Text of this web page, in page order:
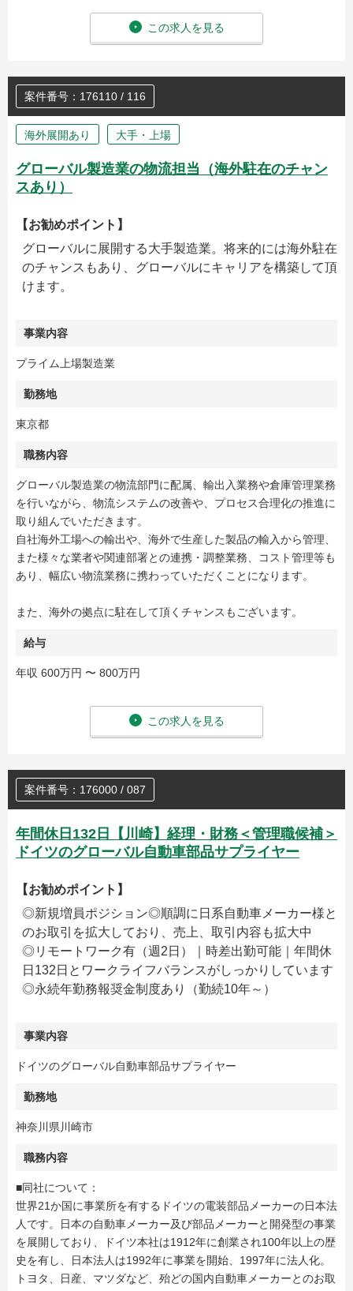
この求人を見る
案件番号：176110 / 116
海外展開あり 大手・上場
グローバル製造業の物流担当（海外駐在のチャン
スあり）
【お勧めポイント】
グローバルに展開する大手製造業。将来的には海外駐在
のチャンスもあり、グローバルにキャリアを構築して頂
けます。
事業内容
プライム上場製造業
勤務地
東京都
職務内容
グローバル製造業の物流部門に配属、輸出入業務や倉庫管理業務
を行いながら、物流システムの改善や、プロセス合理化の推進に
取り組んでいただきます。
自社海外工場への輸出や、海外で生産した製品の輸入から管理、
また様々な業者や関連部署との連携・調整業務、コスト管理等も
あり、幅広い物流業務に携わっていただくことになります。
また、海外の拠点に駐在して頂くチャンスもございます。
給与
年収 600万円 〜 800万円
この求人を見る
案件番号：176000 / 087
年間休日132日【川崎】経理・財務＜管理職候補＞
ドイツのグローバル自動車部品サプライヤー
【お勧めポイント】
◎新規増員ポジション◎順調に日系自動車メーカー様と
のお取引を拡大しており、売上、取引内容も拡大中
◎リモートワーク有（週2日）｜時差出勤可能｜年間休
日132日とワークライフバランスがしっかりしています
◎永続年勤務報奨金制度あり（勤続10年～）
事業内容
ドイツのグローバル自動車部品サプライヤー
勤務地
神奈川県川崎市
職務内容
■同社について：
世界21か国に事業所を有するドイツの電装部品メーカーの日本法
人です。日本の自動車メーカー及び部品メーカーと開発型の事業
を展開しており、ドイツ本社は1912年に創業され100年以上の歴
史を有し、日本法人は1992年に事業を開始、1997年に法人化。
トヨタ、日産、マツダなど、殆どの国内自動車メーカーとのお取